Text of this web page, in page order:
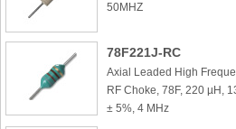
50MHZ
78F221J-RC
Axial Leaded High
RF Choke, 78F, 220 µH,
± 5%, 4 MHz